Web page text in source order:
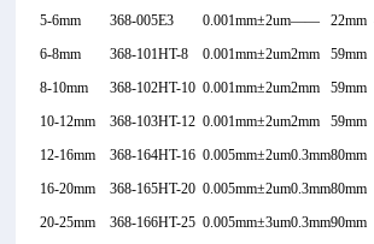
5-6mm
368-005E3 0.001mm±2um—— 22mm
6-8mm
368-101HT-8 0.001mm±2um2mm 59mm
8-10mm
368-102HT-10 0.001mm±2um2mm 59mm
10-12mm
368-103HT-12 0.001mm±2um2mm 59mm
12-16mm
368-164HT-16 0.005mm±2um0.3mm80mm
16-20mm
368-165HT-20 0.005mm±2um0.3mm80mm
20-25mm
368-166HT-25 0.005mm±3um0.3mm90mm